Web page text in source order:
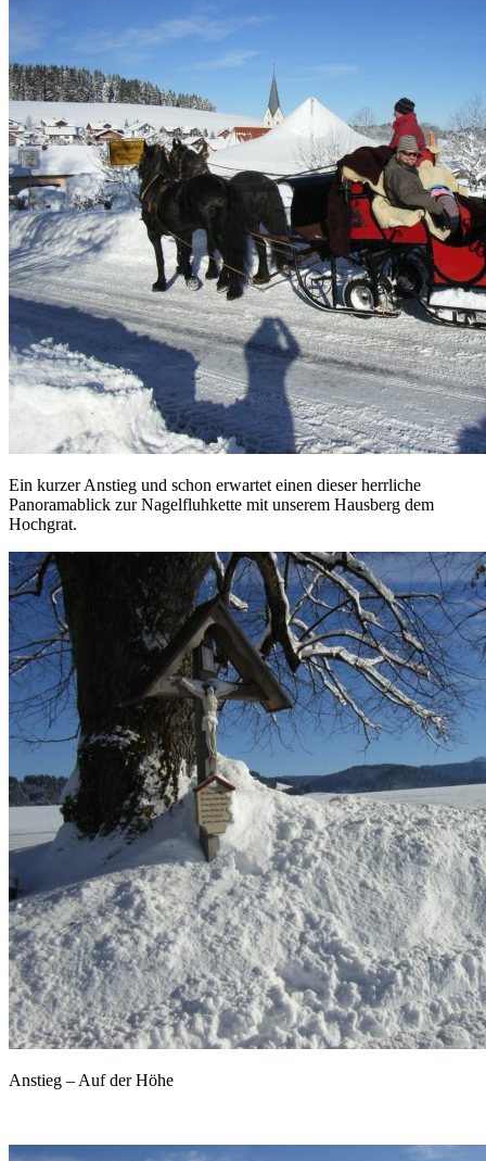
Ein kurzer Anstieg und schon erwartet einen dieser herrliche
Panoramablick zur Nagelfluhkette mit unserem Hausberg dem
Hochgrat.
Anstieg – Auf der Höhe